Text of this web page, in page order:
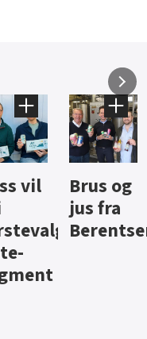
og
Hard
iste fra
Hansa